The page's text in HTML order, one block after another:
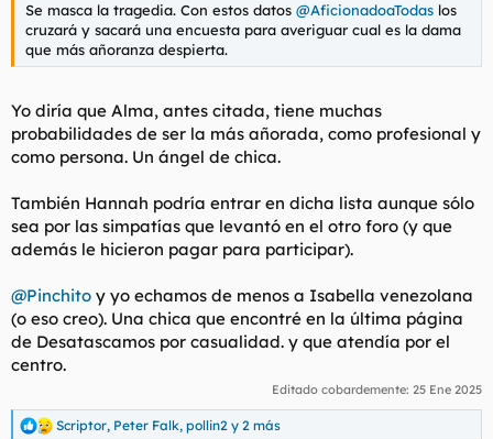
Se masca la tragedia. Con estos datos @AficionadoaTodas los
cruzará y sacará una encuesta para averiguar cual es la dama
que más añoranza despierta.
Yo diría que Alma, antes citada, tiene muchas
probabilidades de ser la más añorada, como profesional y
como persona. Un ángel de chica.
También Hannah podría entrar en dicha lista aunque sólo
sea por las simpatías que levantó en el otro foro (y que
además le hicieron pagar para participar).
@Pinchito y yo echamos de menos a Isabella venezolana
(o eso creo). Una chica que encontré en la última página
de Desatascamos por casualidad. y que atendía por el
centro.
Editado cobardemente: 25 Ene 2025
R
Scriptor, Peter Falk, pollin2 y 2 más